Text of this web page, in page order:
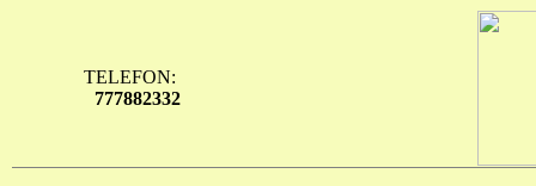
TELEFON:
777882332